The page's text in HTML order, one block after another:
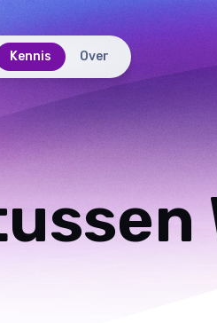
Kennis Over